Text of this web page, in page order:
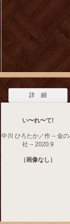
詳 細
い〜れ〜て!
中川 ひろたか／作 -- 金の
社 -- 2020.9
（画像なし）